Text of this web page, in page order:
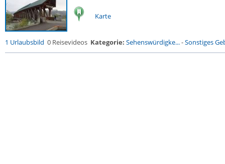
Karte
1 Urlaubsbild 0 Reisevideos Kategorie: Sehenswürdigke...-Sonstiges